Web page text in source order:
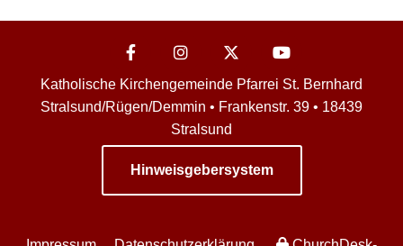
Katholische Kirchengemeinde Pfarrei St. Bernhard
Stralsund/Rügen/Demmin • Frankenstr. 39 • 18439
Stralsund
Hinweisgebersystem